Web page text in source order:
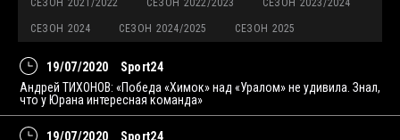
СЕЗОН 2021/2022 СЕЗОН 2022/2023 СЕЗОН 2023/2024
СЕЗОН 2024 СЕЗОН 2024/2025 СЕЗОН 2025
19/07/2020
Sport24
Андрей ТИХОНОВ: «Победа «Химок» над «Уралом» не удивила. Знал,
что у Юрана интересная команда»
19/07/2020
Sport24